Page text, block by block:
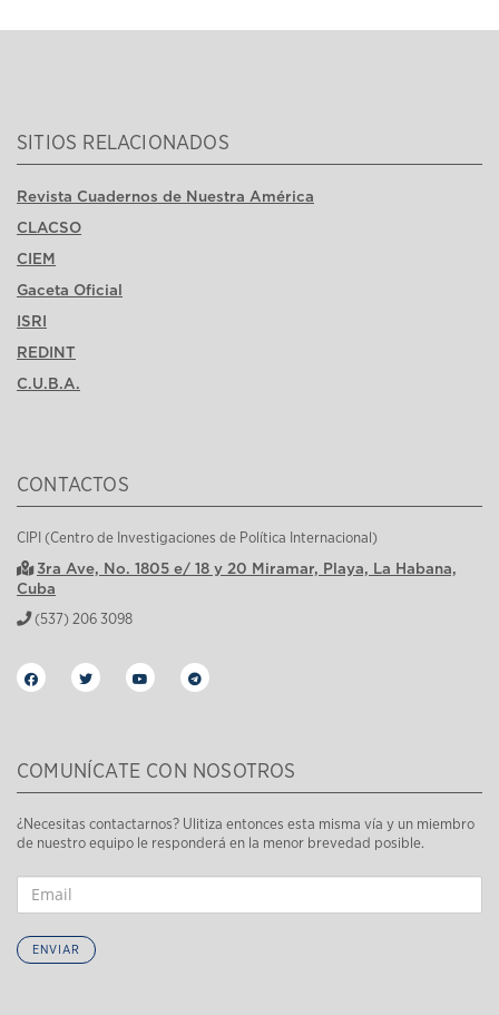
SITIOS RELACIONADOS
Revista Cuadernos de Nuestra América
CLACSO
CIEM
Gaceta Oficial
ISRI
REDINT
C.U.B.A.
CONTACTOS
CIPI (Centro de Investigaciones de Política Internacional)
3ra Ave, No. 1805 e/ 18 y 20 Miramar, Playa, La Habana,
Cuba
(537) 206 3098
COMUNÍCATE CON NOSOTROS
¿Necesitas contactarnos? Ulitiza entonces esta misma vía y un miembro
de nuestro equipo le responderá en la menor brevedad posible.
ENVIAR